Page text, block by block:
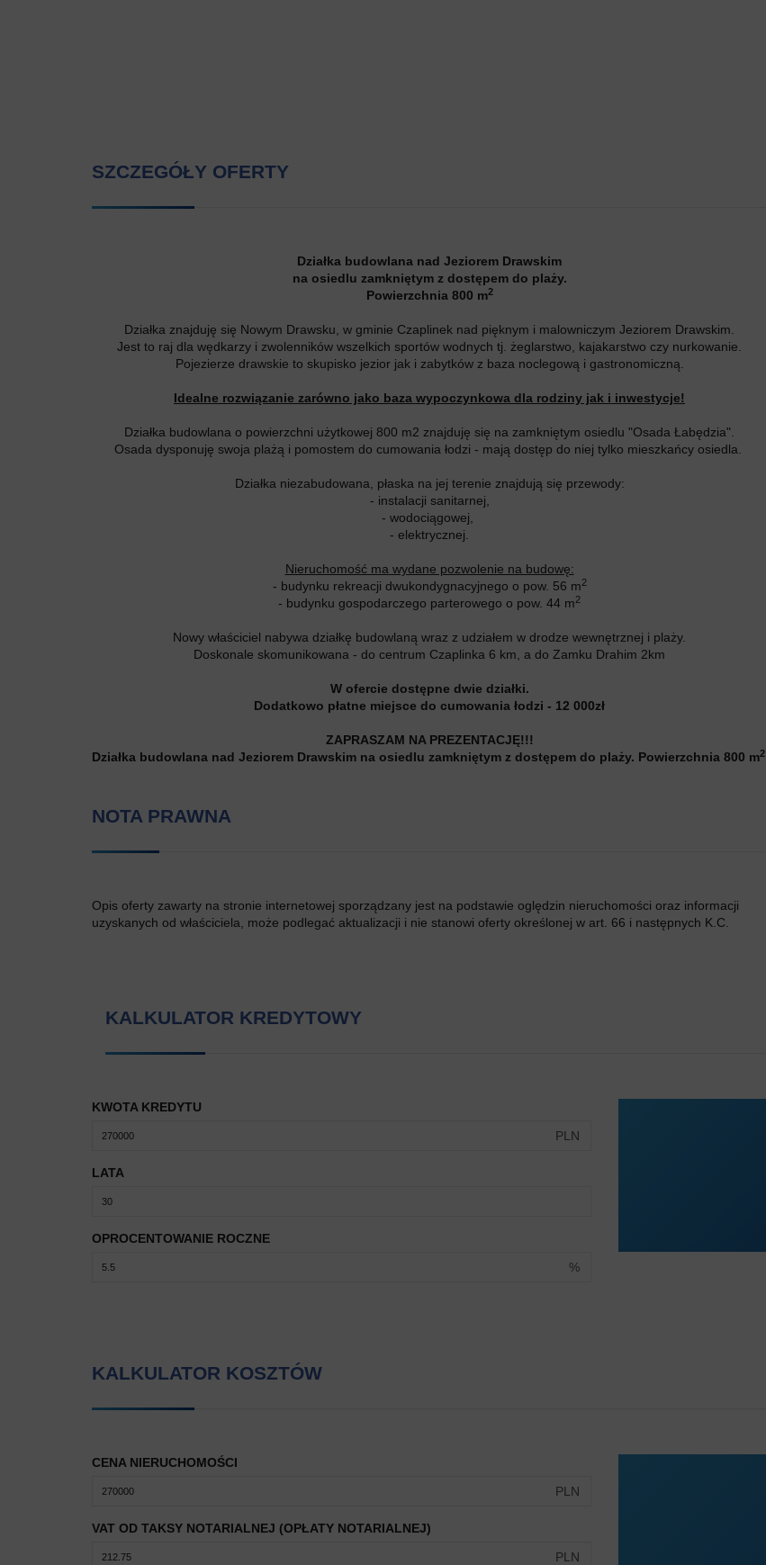
SZCZEGÓŁY OFERTY
Działka budowlana nad Jeziorem Drawskim
na osiedlu zamkniętym z dostępem do plaży.
Powierzchnia 800 m2
Działka znajduję się Nowym Drawsku, w gminie Czaplinek nad pięknym i malowniczym Jeziorem Drawskim.
Jest to raj dla wędkarzy i zwolenników wszelkich sportów wodnych tj. żeglarstwo, kajakarstwo czy nurkowanie.
Pojezierze drawskie to skupisko jezior jak i zabytków z baza noclegową i gastronomiczną.
Idealne rozwiązanie zarówno jako baza wypoczynkowa dla rodziny jak i inwestycje!
Działka budowlana o powierzchni użytkowej 800 m2 znajduję się na zamkniętym osiedlu "Osada Łabędzia".
Osada dysponuję swoja plażą i pomostem do cumowania łodzi - mają dostęp do niej tylko mieszkańcy osiedla.
Działka niezabudowana, płaska na jej terenie znajdują się przewody:
- instalacji sanitarnej,
- wodociągowej,
- elektrycznej.
Nieruchomość ma wydane pozwolenie na budowę:
- budynku rekreacji dwukondygnacyjnego o pow. 56 m2
- budynku gospodarczego parterowego o pow. 44 m2
Nowy właściciel nabywa działkę budowlaną wraz z udziałem w drodze wewnętrznej i plaży.
Doskonale skomunikowana - do centrum Czaplinka 6 km, a do Zamku Drahim 2km
W ofercie dostępne dwie działki.
Dodatkowo płatne miejsce do cumowania łodzi - 12 000zł
ZAPRASZAM NA PREZENTACJĘ!!!
Działka budowlana nad Jeziorem Drawskim na osiedlu zamkniętym z dostępem do plaży. Powierzchnia 800 m2
NOTA PRAWNA
Opis oferty zawarty na stronie internetowej sporządzany jest na podstawie oględzin nieruchomości oraz informacji
uzyskanych od właściciela, może podlegać aktualizacji i nie stanowi oferty określonej w art. 66 i następnych K.C.
KALKULATOR KREDYTOWY
KWOTA KREDYTU
PLN
LATA
OPROCENTOWANIE ROCZNE
%
KALKULATOR KOSZTÓW
CENA NIERUCHOMOŚCI
PLN
VAT OD TAKSY NOTARIALNEJ (OPŁATY NOTARIALNEJ)
PLN